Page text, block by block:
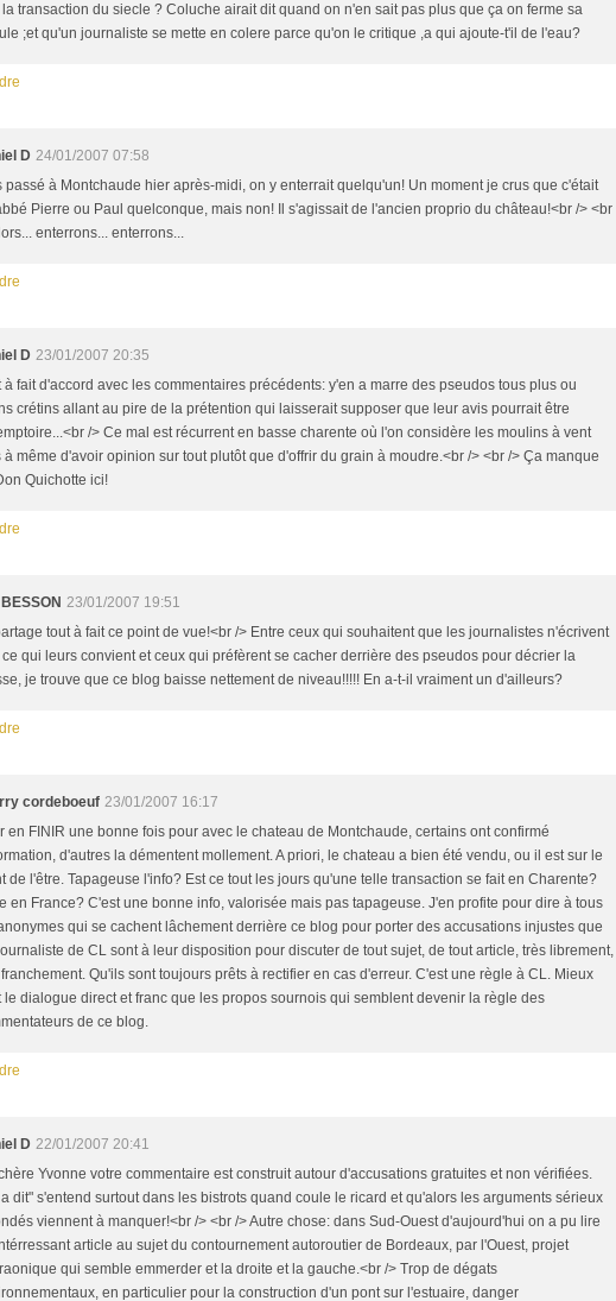
la transaction du siecle ? Coluche airait dit quand on n'en sait pas plus que ça on ferme sa
;et qu'un journaliste se mette en colere parce qu'on le critique ,a qui ajoute-t'il de l'eau?
D 24/01/2007 07:58
passé à Montchaude hier après-midi, on y enterrait quelqu'un! Un moment je crus que c'était
Pierre ou Paul quelconque, mais non! Il s'agissait de l'ancien proprio du château!<br /> <br
enterrons... enterrons...
D 23/01/2007 20:35
à fait d'accord avec les commentaires précédents: y'en a marre des pseudos tous plus ou
crétins allant au pire de la prétention qui laisserait supposer que leur avis pourrait être
/> Ce mal est récurrent en basse charente où l'on considère les moulins à vent
à même d'avoir opinion sur tout plutôt que d'offrir du grain à moudre.<br /> <br /> Ça manque
Quichotte ici!
23/01/2007 19:51
tout à fait ce point de vue!<br /> Entre ceux qui souhaitent que les journalistes n'écrivent
qui leurs convient et ceux qui préfèrent se cacher derrière des pseudos pour décrier la
je trouve que ce blog baisse nettement de niveau!!!!! En a-t-il vraiment un d'ailleurs?
cordeboeuf 23/01/2007 16:17
en FINIR une bonne fois pour avec le chateau de Montchaude, certains ont confirmé
d'autres la démentent mollement. A priori, le chateau a bien été vendu, ou il est sur le
de l'être. Tapageuse l'info? Est ce tout les jours qu'une telle transaction se fait en Charente?
en France? C'est une bonne info, valorisée mais pas tapageuse. J'en profite pour dire à tous
qui se cachent lâchement derrière ce blog pour porter des accusations injustes que
de CL sont à leur disposition pour discuter de tout sujet, de tout article, très librement,
Qu'ils sont toujours prêts à rectifier en cas d'erreur. C'est une règle à CL. Mieux
le dialogue direct et franc que les propos sournois qui semblent devenir la règle des
de ce blog.
D 22/01/2007 20:41
Yvonne votre commentaire est construit autour d'accusations gratuites et non vérifiées.
dit" s'entend surtout dans les bistrots quand coule le ricard et qu'alors les arguments sérieux
viennent à manquer!<br /> <br /> Autre chose: dans Sud-Ouest d'aujourd'hui on a pu lire
article au sujet du contournement autoroutier de Bordeaux, par l'Ouest, projet
qui semble emmerder et la droite et la gauche.<br /> Trop de dégats
en particulier pour la construction d'un pont sur l'estuaire, danger